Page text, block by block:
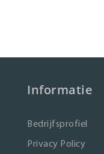
Informatie
Bedrijfsprofiel
Privacy Policy